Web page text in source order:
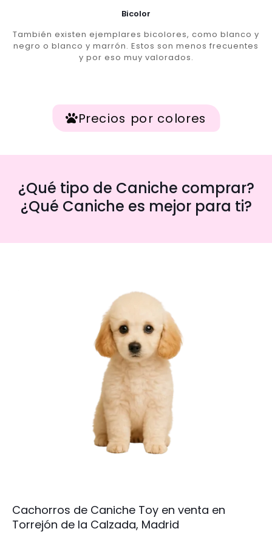
Bicolor
También existen ejemplares bicolores, como blanco y
negro o blanco y marrón. Estos son menos frecuentes
y por eso muy valorados.
Precios por colores
¿Qué tipo de Caniche comprar?
¿Qué Caniche es mejor para ti?
Cachorros de Caniche Toy en venta en
Torrejón de la Calzada, Madrid